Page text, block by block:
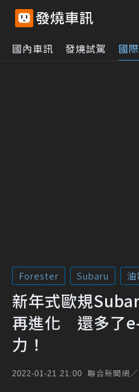
國內車訊 發燒試駕 國
Forester Subaru 油
新年式歐規
再進化 還多了
力！
2022-01-21 21:00 聯合新聞網